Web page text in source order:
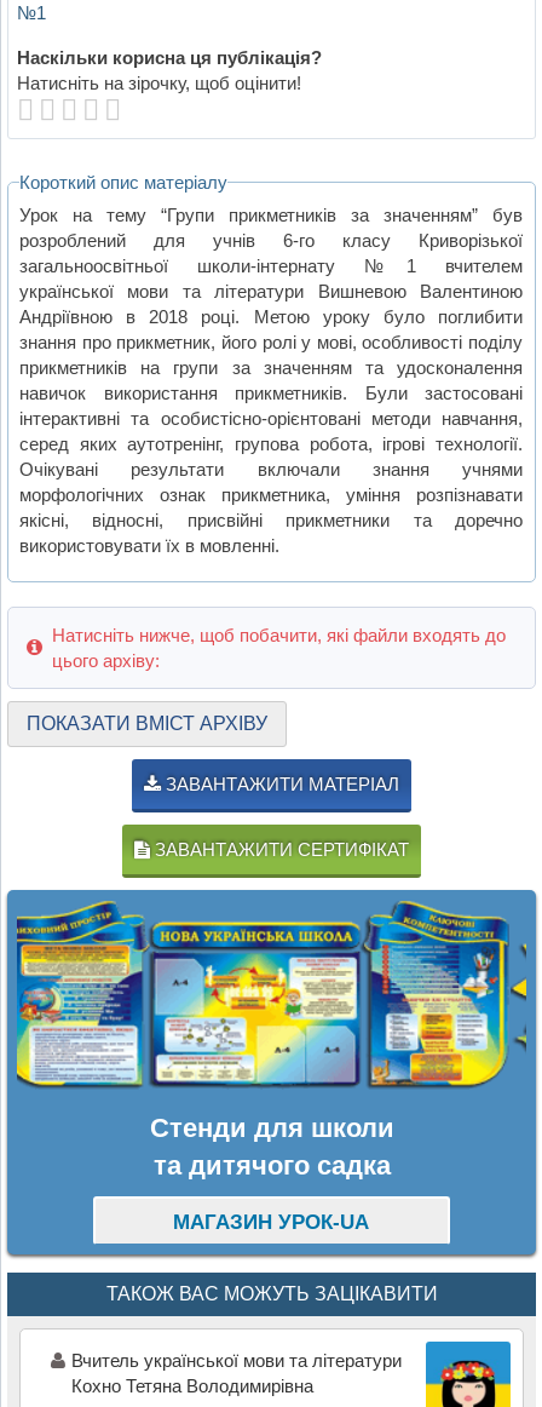
№1
Наскільки корисна ця публікація?
Натисніть на зірочку, щоб оцінити!
Короткий опис матеріалу
Урок на тему “Групи прикметників за значенням” був
розроблений для учнів 6-го класу Криворізької
загальноосвітньої школи-інтернату №1 вчителем
української мови та літератури Вишневою Валентиною
Андріївною в 2018 році. Метою уроку було поглибити
знання про прикметник, його ролі у мові, особливості поділу
прикметників на групи за значенням та удосконалення
навичок використання прикметників. Були застосовані
інтерактивні та особистісно-орієнтовані методи навчання,
серед яких аутотренінг, групова робота, ігрові технології.
Очікувані результати включали знання учнями
морфологічних ознак прикметника, уміння розпізнавати
якісні, відносні, присвійні прикметники та доречно
використовувати їх в мовленні.
Натисніть нижче, щоб побачити, які файли входять до
цього архіву:
ПОКАЗАТИ ВМІСТ АРХІВУ
ЗАВАНТАЖИТИ МАТЕРІАЛ
ЗАВАНТАЖИТИ СЕРТИФІКАТ
Стенди для школи
та дитячого садка
МАГАЗИН УРОК-UA
ТАКОЖ ВАС МОЖУТЬ ЗАЦІКАВИТИ
Вчитель української мови та літератури
Кохно Тетяна Володимирівна